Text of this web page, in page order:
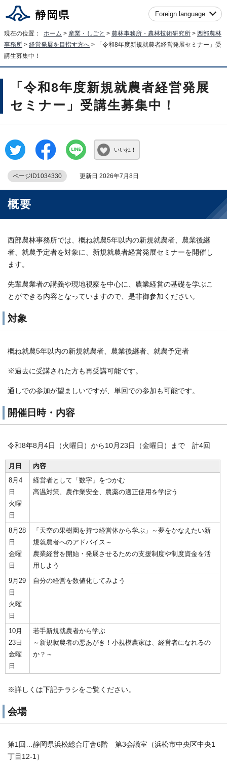
Foreign language
現在の位置： ホーム > 産業・しごと > 農林事務所・農林技術研究所 > 西部農林
事務所 > 経営発展を目指す方へ > 「令和8年度新規就農者経営発展セミナー」受
講生募集中！
「令和8年度新規就農者経営発展
セミナー」受講生募集中！
いいね！
ページID1034330 更新日 2026年7月8日
概要
西部農林事務所では、概ね就農5年以内の新規就農者、農業後継
者、就農予定者を対象に、新規就農者経営発展セミナーを開催し
ます。
先輩農業者の講義や現地視察を中心に、農業経営の基礎を学ぶこ
とができる内容となっていますので、是非御参加ください。
対象
概ね就農5年以内の新規就農者、農業後継者、就農予定者
※過去に受講された方も再受講可能です。
通しでの参加が望ましいですが、単回での参加も可能です。
開催日時・内容
令和8年8月4日（火曜日）から10月23日（金曜日）まで 計4回
月日
内容
8月4
日
火曜
日
経営者として「数字」をつかむ
高温対策、農作業安全、農薬の適正使用を学ぼう
8月28
日
金曜
日
「天空の果樹園を持つ経営体から学ぶ」～夢をかなえたい新
規就農者へのアドバイス～
農業経営を開始・発展させるための支援制度や制度資金を活
用しよう
9月29
日
火曜
日
自分の経営を数値化してみよう
10月
23日
金曜
日
若手新規就農者から学ぶ
～新規就農者の悪あがき！小規模農家は、経営者になれるの
か？～
※詳しくは下記チラシをご覧ください。
会場
第1回…静岡県浜松総合庁舎6階 第3会議室（浜松市中央区中央1
丁目12-1）